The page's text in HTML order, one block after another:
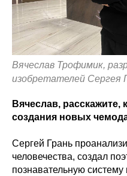
Вячеслав Трофимик,
изобретателей Сергея
Вячеслав, расскажите,
создания новых
Сергей Грань
человечества, создал
познавательную